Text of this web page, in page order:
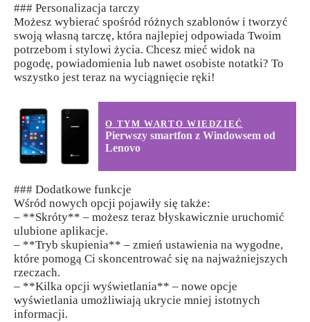
### Personalizacja tarczy
Możesz wybierać spośród różnych szablonów i tworzyć
swoją własną tarczę, która najlepiej odpowiada Twoim
potrzebom i stylowi życia. Chcesz mieć widok na
pogodę, powiadomienia lub nawet osobiste notatki? To
wszystko jest teraz na wyciągnięcie ręki!
O TYM WARTO WIEDZIEĆ
Pierwszy smartfon z Windowsem od
Lenovo
### Dodatkowe funkcje
Wśród nowych opcji pojawiły się także:
– **Skróty** – możesz teraz błyskawicznie uruchomić
ulubione aplikacje.
– **Tryb skupienia** – zmień ustawienia na wygodne,
które pomogą Ci skoncentrować się na najważniejszych
rzeczach.
– **Kilka opcji wyświetlania** – nowe opcje
wyświetlania umożliwiają ukrycie mniej istotnych
informacji.